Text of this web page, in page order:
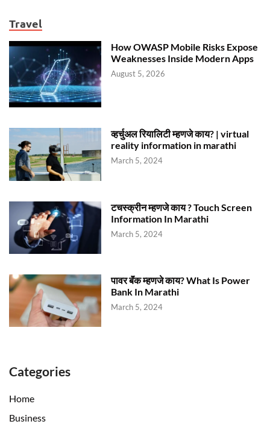
Travel
How OWASP Mobile Risks Expose
Weaknesses Inside Modern Apps
August 5, 2026
व्हर्चुअल रियालिटी म्हणजे काय? | virtual
reality information in marathi
March 5, 2024
टचस्क्रीन म्हणजे काय ? Touch Screen
Information In Marathi
March 5, 2024
पावर बॅंक म्हणजे काय? What Is Power
Bank In Marathi
March 5, 2024
Categories
Home
Business